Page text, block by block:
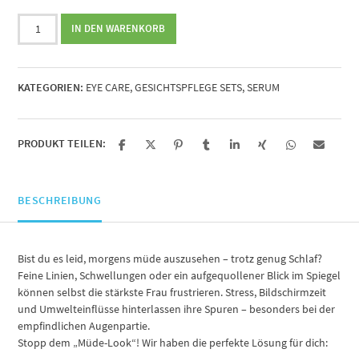
my
Skincare
Set
Menge
IN DEN WARENKORB
KATEGORIEN: EYE CARE,GESICHTSPFLEGE SETS,SERUM
PRODUKT TEILEN:
BESCHREIBUNG
Bist du es leid, morgens müde auszusehen – trotz genug Schlaf?
Feine Linien, Schwellungen oder ein aufgequollener Blick im Spiegel
können selbst die stärkste Frau frustrieren. Stress, Bildschirmzeit
und Umwelteinflüsse hinterlassen ihre Spuren – besonders bei der
empfindlichen Augenpartie.
Stopp dem „Müde-Look“! Wir haben die perfekte Lösung für dich: